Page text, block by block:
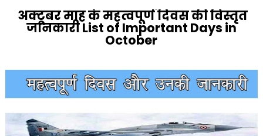
अक्टूबर माह के महत्वपूर्ण दिवस की विस्तृत
जानकारी List of Important Days in
October